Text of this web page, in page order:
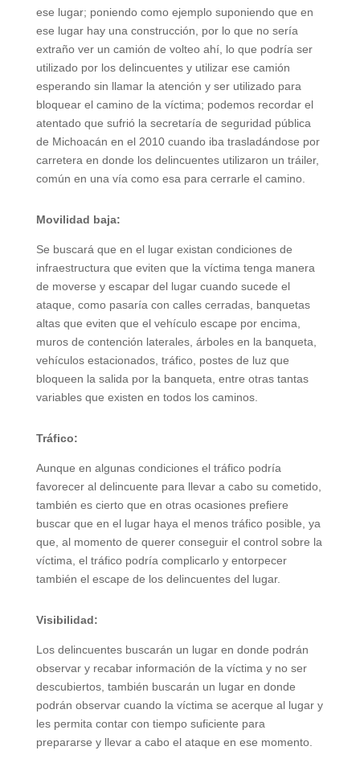
ese lugar; poniendo como ejemplo suponiendo que en
ese lugar hay una construcción, por lo que no sería
extraño ver un camión de volteo ahí, lo que podría ser
utilizado por los delincuentes y utilizar ese camión
esperando sin llamar la atención y ser utilizado para
bloquear el camino de la víctima; podemos recordar el
atentado que sufrió la secretaría de seguridad pública
de Michoacán en el 2010 cuando iba trasladándose por
carretera en donde los delincuentes utilizaron un tráiler,
común en una vía como esa para cerrarle el camino.
Movilidad baja:
Se buscará que en el lugar existan condiciones de
infraestructura que eviten que la víctima tenga manera
de moverse y escapar del lugar cuando sucede el
ataque, como pasaría con calles cerradas, banquetas
altas que eviten que el vehículo escape por encima,
muros de contención laterales, árboles en la banqueta,
vehículos estacionados, tráfico, postes de luz que
bloqueen la salida por la banqueta, entre otras tantas
variables que existen en todos los caminos.
Tráfico:
Aunque en algunas condiciones el tráfico podría
favorecer al delincuente para llevar a cabo su cometido,
también es cierto que en otras ocasiones prefiere
buscar que en el lugar haya el menos tráfico posible, ya
que, al momento de querer conseguir el control sobre la
víctima, el tráfico podría complicarlo y entorpecer
también el escape de los delincuentes del lugar.
Visibilidad:
Los delincuentes buscarán un lugar en donde podrán
observar y recabar información de la víctima y no ser
descubiertos, también buscarán un lugar en donde
podrán observar cuando la víctima se acerque al lugar y
les permita contar con tiempo suficiente para
prepararse y llevar a cabo el ataque en ese momento.